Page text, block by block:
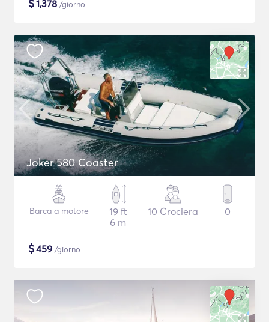
$1,378 /giorno
Joker 580 Coaster
Barca a motore
19 ft
6 m
10 Crociera 0
$459 /giorno